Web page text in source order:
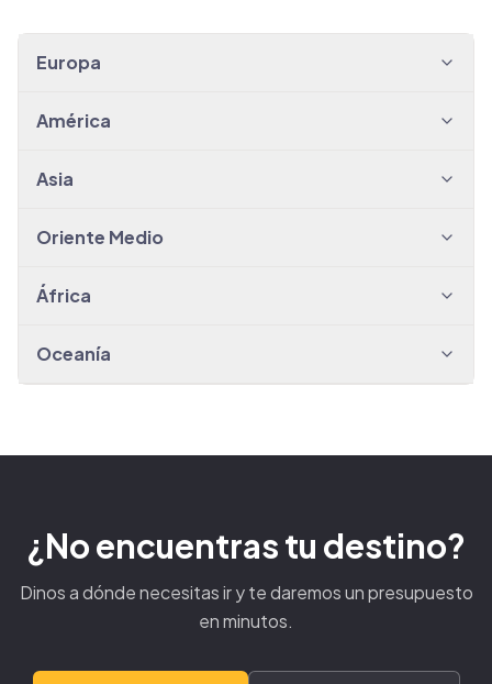
Europa
América
Asia
Oriente Medio
África
Oceanía
¿No encuentras tu destino?
Dinos a dónde necesitas ir y te daremos un presupuesto
en minutos.